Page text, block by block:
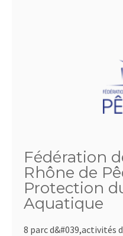
Fédération
Rhône de
Protection
Aquatique
8 parc d&#039,activités